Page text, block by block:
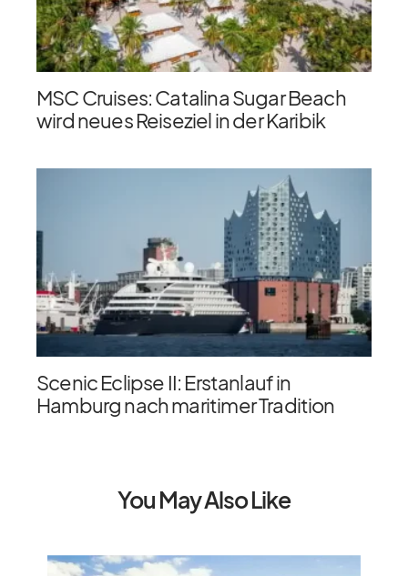
MSC Cruises: Catalina Sugar Beach
wird neues Reiseziel in der Karibik
Scenic Eclipse II: Erstanlauf in
Hamburg nach maritimer Tradition
You May Also Like